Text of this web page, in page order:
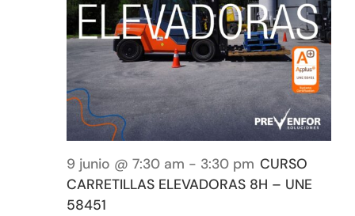
9 junio @ 7:30 am - 3:30 pm CURSO
CARRETILLAS ELEVADORAS 8H – UNE
58451